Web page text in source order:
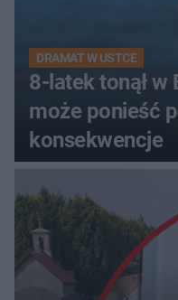
DRAMAT W USTCE
8-latek tonął w
może ponieść
konsekwencje